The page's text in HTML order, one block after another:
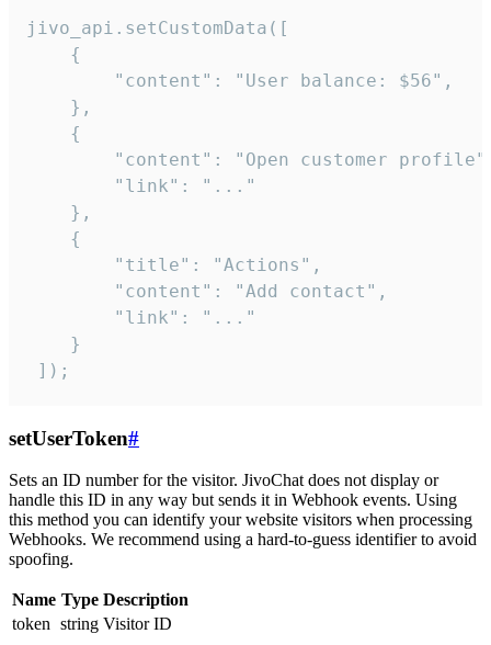
jivo_api.setCustomData([
    {
        "content": "User balance: $56",
    },
    {
"content": "Open customer
        "link": "..."
    },
    {
        "title": "Actions",
        "content": "Add contact",
        "link": "..."
    }
]);
setUserToken#
Sets an ID number for the visitor. JivoChat does not display or
handle this ID in any way but sends it in Webhook events. Using
this method you can identify your website visitors when processing
Webhooks. We recommend using a hard-to-guess identifier to avoid
spoofing.
Name Type Description
token string Visitor ID